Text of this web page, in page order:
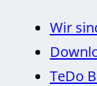
Wir
TeDo